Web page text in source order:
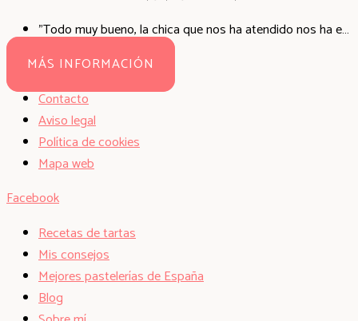
"Todo muy bueno, la chica que nos ha atendido nos ha explicado todo maravillosamente cada ingrediente y si elaboración la cual es libre de gluten y con buenos productos. El rollito de salmón tiene una pinta deliciosa. Nosotros hemos probado todas las cookies que tienen!! Tiene dulces veganos también. El café está muy bueno, para mi gusto un poco pequeño, pero es algo personal. Os doy un 10! Recomendadisimo."
MÁS INFORMACIÓN
Contacto
Aviso legal
Política de cookies
Mapa web
Facebook
Recetas de tartas
Mis consejos
Mejores pastelerías de España
Blog